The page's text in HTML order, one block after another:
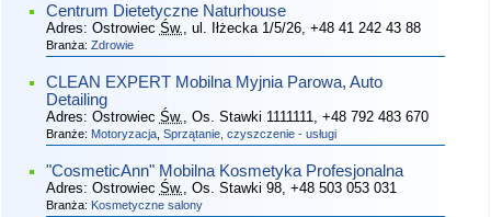
Centrum Dietetyczne Naturhouse
Adres: Ostrowiec Św. , ul. Iłżecka 1/5/26, +48 41 242 43 88
Branża: Zdrowie
CLEAN EXPERT Mobilna Myjnia Parowa, Auto
Detailing
Adres: Ostrowiec Św. , Os. Stawki 1111111 , +48 792 483 670
Branże: Motoryzacja, Sprzątanie, czyszczenie - usługi
"CosmeticAnn" Mobilna Kosmetyka Profesjonalna
Adres: Ostrowiec Św. , Os. Stawki 98, +48 503 053 031
Branża: Kosmetyczne salony